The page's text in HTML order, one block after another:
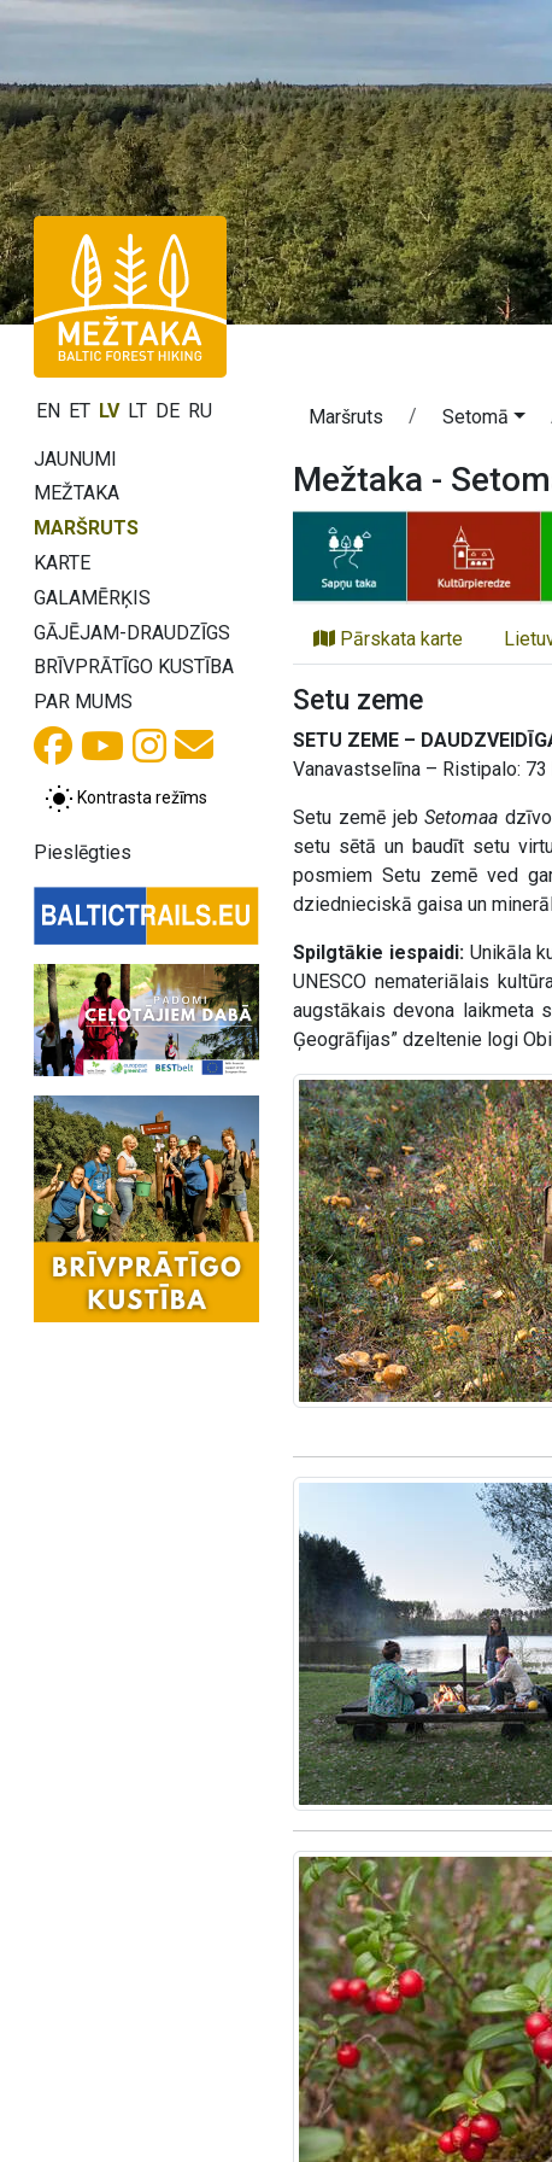
EN ET LV LT DE RU
JAUNUMI
MEŽTAKA
MARŠRUTS
KARTE
GALAMĒRĶIS
GĀJĒJAM-DRAUDZĪGS
BRĪVPRĀTĪGO KUSTĪBA
PAR MUMS
Kontrasta režīms
Pieslēgties
Maršruts Setomā
Mežtaka -
Pārskata karte
Setu zeme
SETU ZEME –
Vanavastselīna – Ristipalo: 73
Setu zemē jebSetomaa
setu sētā un baudīt setu
posmiem Setu zemē ved
dziednieciskā gaisa un
Spilgtākie iespaidi: Unikāla
UNESCO nemateriālais
augstākais devona laikmeta
Ģeogrāfijas” dzeltenie logi